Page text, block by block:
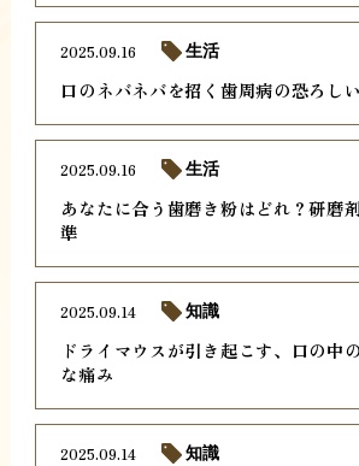
口のネバネバを招く歯周病の恐ろし
2025.09.16 生活
あなたに合う歯磨き粉はどれ？研磨
準
2025.09.16 生活
ドライマウスが引き起こす、口の中
な痛み
2025.09.14 知識
2025.09.14 知識